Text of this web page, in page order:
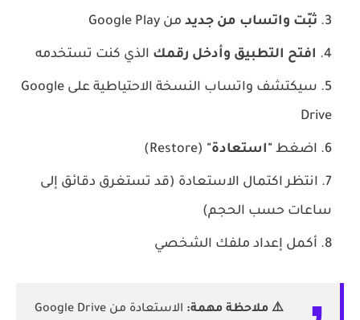
ثبّت واتساب من جديدمن Google Play
افتح التطبيق وأدخل رقمكالذي كنت تستخدمه
سيكتشف واتساب النسخة الاحتياطية على Google
Drive
اضغط"استعادة"(Restore)
انتظر اكتمال الاستعادة (قد تستغرق دقائق إلى
ساعات حسب الحجم)
أكمل إعداد ملفك الشخصي
⚠️ ملاحظة مهمة: الاستعادة من Google Drive